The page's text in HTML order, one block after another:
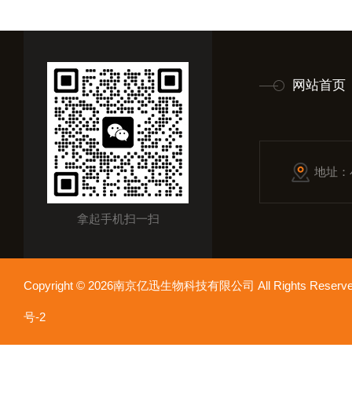
拿起手机扫一扫
网站首页
地址
Copyright © 2026南京亿迅生物科技有限公司 All Rights
号-2